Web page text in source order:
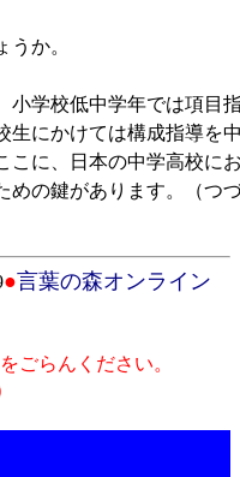
か。
学校低中学年では項目
生にかけては構成指導を
こに、日本の中学高校に
めの鍵があります。（つ
●言葉の森オンライン
ごらんください。